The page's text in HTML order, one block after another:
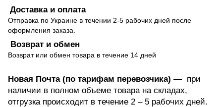
Доставка и оплата
Отправка по Украине в течении 2-5 рабочих дней после
оформления заказа.
Возврат и обмен
Возврат или обмен товара в течение 14 дней
Новая Почта (по тарифам перевозчика) — при
наличии в полном объеме товара на складах,
отгрузка происходит в течение 2 – 5 рабочих дней.